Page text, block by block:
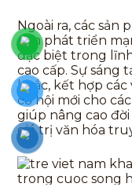
Ngoài ra, các
còn phát triển
đặc biệt trong
cao cấp. Sự sáng
khắc, kết hợp
cơ hội mới cho
giúp nâng cao
giá trị văn hóa